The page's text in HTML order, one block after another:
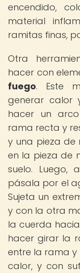
encendido,
material
ramitas finas,
Otra
hacer con
fuego. Este
generar calor
hacer un
rama recta y
y una pieza de
en la pieza de
suelo.
pásala por el
Sujeta un
y con la otra
la cuerda
hacer girar la
entre la rama
calor, y con